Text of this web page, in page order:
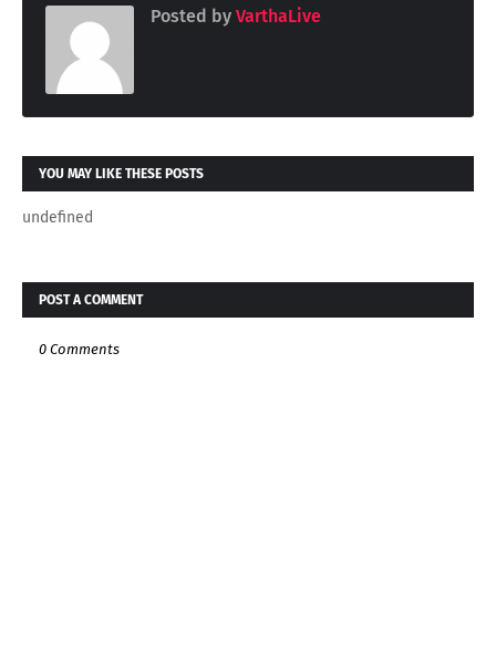
Posted by VarthaLive
YOU MAY LIKE THESE POSTS
undefined
POST A COMMENT
0 Comments